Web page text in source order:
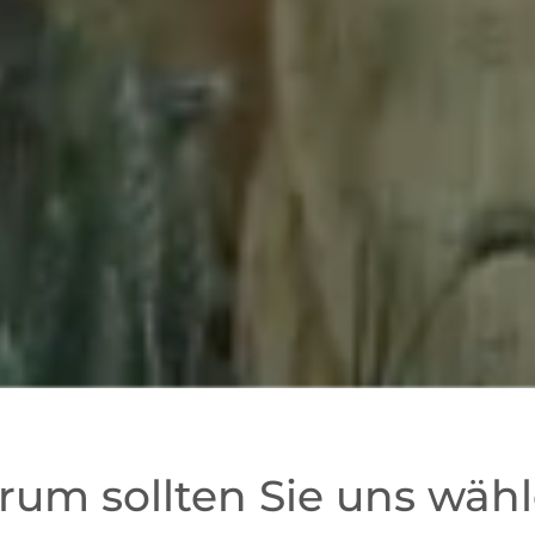
sollten Sie uns